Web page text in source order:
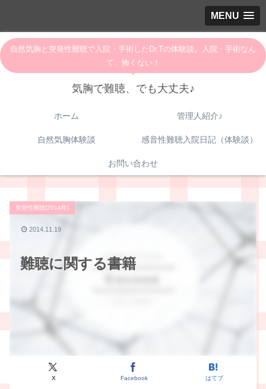
MENU
自然気胸と突発性難聴で入院・手術したDr.Tの体験談。入院・手術なん
て、怖くない！
気胸で難聴、でも大丈夫♪
ホーム 管理人紹介♪
自然気胸体験談 感音性難聴入院日記（体験談）
お問い合わせ
難聴に関する書籍
突発性難聴(2014年)
X Facebook はてブ
2014.11.19